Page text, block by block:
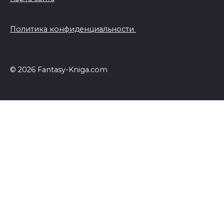
Политика конфиденциальности
© 2026 Fantasy-Kniga.com